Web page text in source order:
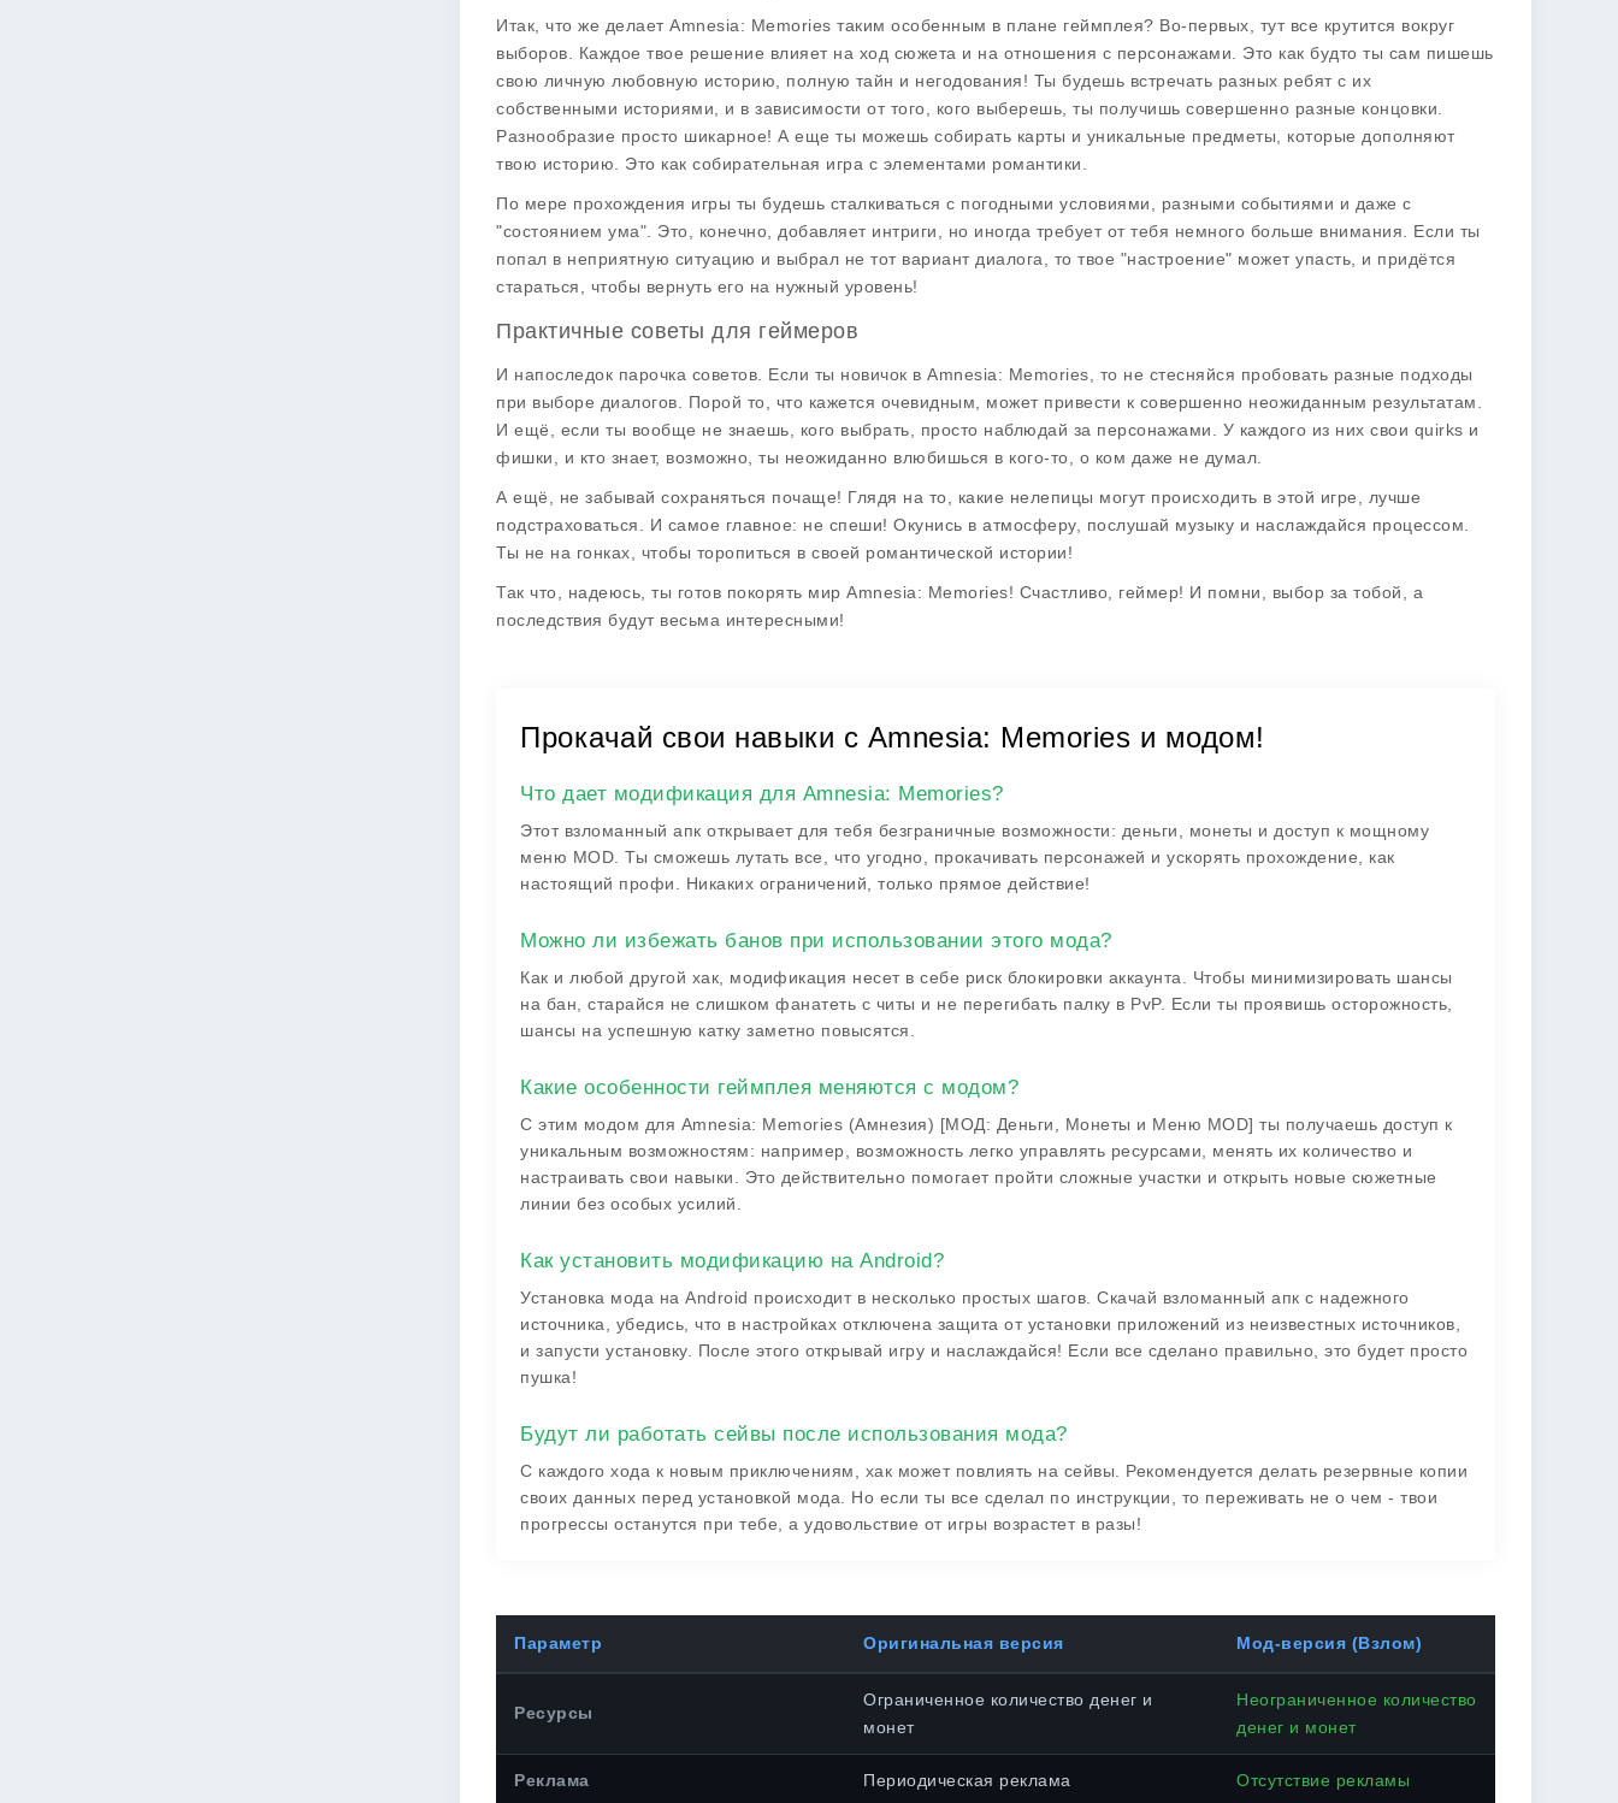
Итак, что же делает Amnesia: Memories таким особенным в плане геймплея? Во-первых, тут все крутится вокруг
выборов. Каждое твое решение влияет на ход сюжета и на отношения с персонажами. Это как будто ты сам пишешь
свою личную любовную историю, полную тайн и негодования! Ты будешь встречать разных ребят с их
собственными историями, и в зависимости от того, кого выберешь, ты получишь совершенно разные концовки.
Разнообразие просто шикарное! А еще ты можешь собирать карты и уникальные предметы, которые дополняют
твою историю. Это как собирательная игра с элементами романтики.
По мере прохождения игры ты будешь сталкиваться с погодными условиями, разными событиями и даже с
"состоянием ума". Это, конечно, добавляет интриги, но иногда требует от тебя немного больше внимания. Если ты
попал в неприятную ситуацию и выбрал не тот вариант диалога, то твое "настроение" может упасть, и придётся
стараться, чтобы вернуть его на нужный уровень!
Практичные советы для геймеров
И напоследок парочка советов. Если ты новичок в Amnesia: Memories, то не стесняйся пробовать разные подходы
при выборе диалогов. Порой то, что кажется очевидным, может привести к совершенно неожиданным результатам.
И ещё, если ты вообще не знаешь, кого выбрать, просто наблюдай за персонажами. У каждого из них свои quirks и
фишки, и кто знает, возможно, ты неожиданно влюбишься в кого-то, о ком даже не думал.
А ещё, не забывай сохраняться почаще! Глядя на то, какие нелепицы могут происходить в этой игре, лучше
подстраховаться. И самое главное: не спеши! Окунись в атмосферу, послушай музыку и наслаждайся процессом.
Ты не на гонках, чтобы торопиться в своей романтической истории!
Так что, надеюсь, ты готов покорять мир Amnesia: Memories! Счастливо, геймер! И помни, выбор за тобой, а
последствия будут весьма интересными!
Прокачай свои навыки с Amnesia: Memories и модом!
Что дает модификация для Amnesia: Memories?
Этот взломанный апк открывает для тебя безграничные возможности: деньги, монеты и доступ к мощному
меню MOD. Ты сможешь лутать все, что угодно, прокачивать персонажей и ускорять прохождение, как
настоящий профи. Никаких ограничений, только прямое действие!
Можно ли избежать банов при использовании этого мода?
Как и любой другой хак, модификация несет в себе риск блокировки аккаунта. Чтобы минимизировать шансы
на бан, старайся не слишком фанатеть с читы и не перегибать палку в PvP. Если ты проявишь осторожность,
шансы на успешную катку заметно повысятся.
Какие особенности геймплея меняются с модом?
С этим модом для Amnesia: Memories (Амнезия) [МОД: Деньги, Монеты и Меню MOD] ты получаешь доступ к
уникальным возможностям: например, возможность легко управлять ресурсами, менять их количество и
настраивать свои навыки. Это действительно помогает пройти сложные участки и открыть новые сюжетные
линии без особых усилий.
Как установить модификацию на Android?
Установка мода на Android происходит в несколько простых шагов. Скачай взломанный апк с надежного
источника, убедись, что в настройках отключена защита от установки приложений из неизвестных источников,
и запусти установку. После этого открывай игру и наслаждайся! Если все сделано правильно, это будет просто
пушка!
Будут ли работать сейвы после использования мода?
С каждого хода к новым приключениям, хак может повлиять на сейвы. Рекомендуется делать резервные копии
своих данных перед установкой мода. Но если ты все сделал по инструкции, то переживать не о чем - твои
прогрессы останутся при тебе, а удовольствие от игры возрастет в разы!
Параметр Оригинальная версия Мод-версия (Взлом)
Ресурсы
Ограниченное количество денег и
монет
Неограниченное количество
денег и монет
Реклама Периодическая реклама Отсутствие рекламы